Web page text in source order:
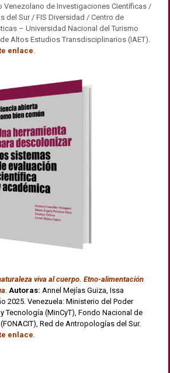
Venezolano de Investigaciones Científicas /
del Sur / FIS Diversidad / Centro de
– Universidad Nacional del Turismo
Altos Estudios Transdisciplinarios (IAET).
enlace.
viva al cuerpo. Etno-alimentación
. Autoras: Annel Mejías Guiza, Issa
2025. Venezuela: Ministerio del Poder
Tecnología (MinCyT), Fondo Nacional de
Red de Antropologías del Sur.
enlace.